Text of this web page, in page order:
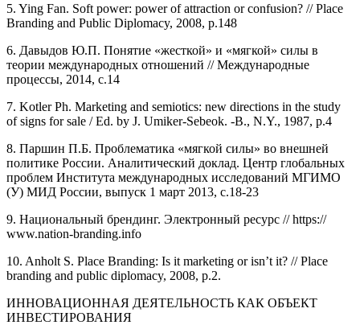
5. Ying Fan. Soft power: power of attraction or confusion? // Place
Branding and Public Diplomacy, 2008, р.148
6. Давыдов Ю.П. Понятие «жесткой» и «мягкой» силы в
теории международных отношений // Международные
процессы, 2014, с.14
7. Kotler Ph. Marketing and semiotics: new directions in the study
of signs for sale / Ed. by J. Umiker-Sebeok. -B., N.Y., 1987, p.4
8. Паршин П.Б. Проблематика «мягкой силы» во внешней
политике России. Аналитический доклад. Центр глобальных
проблем Института международных исследований МГИМО
(У) МИД России, выпуск 1 март 2013, с.18-23
9. Национальный брендинг. Электронный ресурс // https://
www.nation-branding.info
10. Anholt S. Place Branding: Is it marketing or isn’t it? // Place
branding and public diplomacy, 2008, p.2.
ИННОВАЦИОННАЯ ДЕЯТЕЛЬНОСТЬ КАК ОБЪЕКТ
ИНВЕСТИРОВАНИЯ